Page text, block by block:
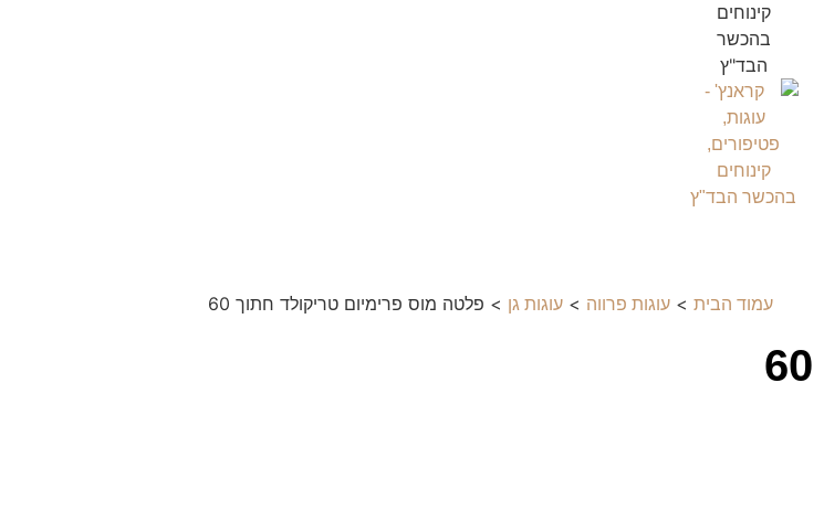
עמוד הבית >עוגות פרווה >עוגות גן > פלטה מוס פרימיום טריקולד חתוך 60